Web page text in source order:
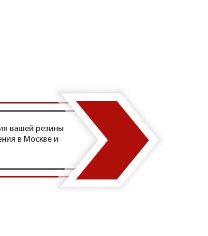
вашей резины
в Москве и